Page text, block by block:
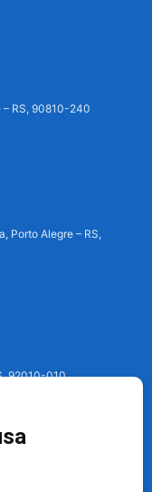
– RS, 90810-240
Porto Alegre – RS,
92010-010